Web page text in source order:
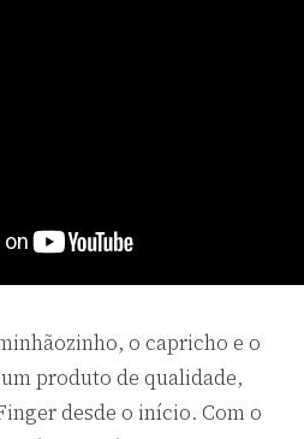
o capricho e o
produto de qualidade,
desde o início. Com o